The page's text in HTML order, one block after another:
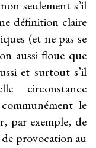
seulement s’il
définition claire
(et ne pas se
aussi floue que
et surtout s’il
circonstance
le
par exemple, de
provocation au